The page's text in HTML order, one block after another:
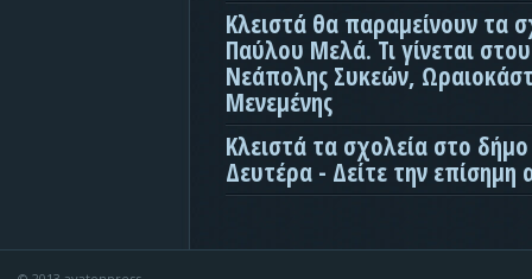
Κλειστά θα παραμείνουν τα
Παύλου Μελά. Τι γίνεται
Νεάπολης Συκεών,
Μενεμένης
Κλειστά τα σχολεία στο
Δευτέρα - Δείτε την επίσημη